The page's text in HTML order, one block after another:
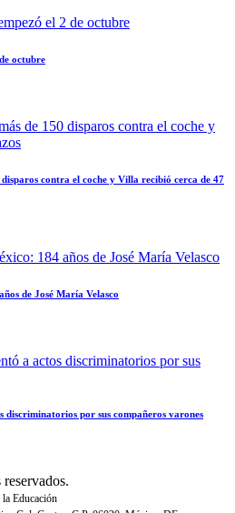
octubre
contra el coche y Villa recibió cerca de 47
de José María Velasco
por sus compañeros varones
Educación